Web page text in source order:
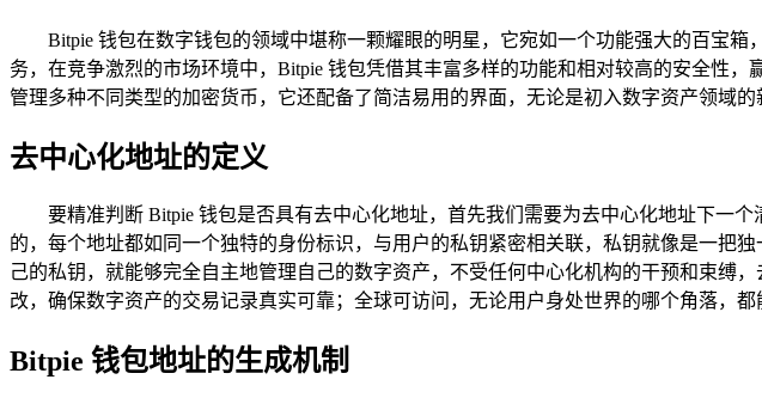
Bitpie 钱包在数字钱包的领域中堪称一颗耀眼的明星，它宛如一个功能强大的百宝
务，在竞争激烈的市场环境中，Bitpie 钱包凭借其丰富多样的功能和相对较高的安全性
管理多种不同类型的加密货币，它还配备了简洁易用的界面，无论是初入数字资产领域
去中心化地址的定义
要精准判断 Bitpie 钱包是否具有去中心化地址，首先我们需要为去中心化地址下一
的，每个地址都如同一个独特的身份标识，与用户的私钥紧密相关联，私钥就像是一把
己的私钥，就能够完全自主地管理自己的数字资产，不受任何中心化机构的干预和束缚
改，确保数字资产的交易记录真实可靠；全球可访问，无论用户身处世界的哪个角落，都
Bitpie 钱包地址的生成机制